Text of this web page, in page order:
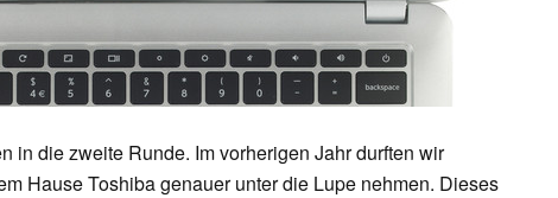
in die zweite Runde. Im vorherigen Jahr durften wir
Hause Toshiba genauer unter die Lupe nehmen. Dieses